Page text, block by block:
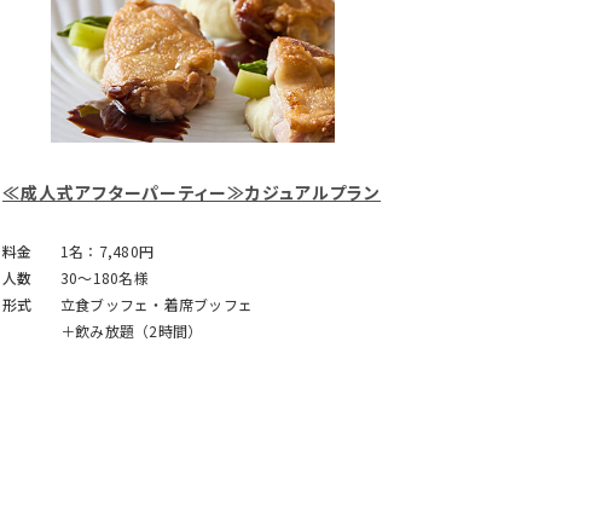
≪成人式アフターパーティー≫カジュアルプラン
料金
1名：7,480円
人数
30～180名様
形式
立食ブッフェ・着席ブッフェ
＋飲み放題（2時間）